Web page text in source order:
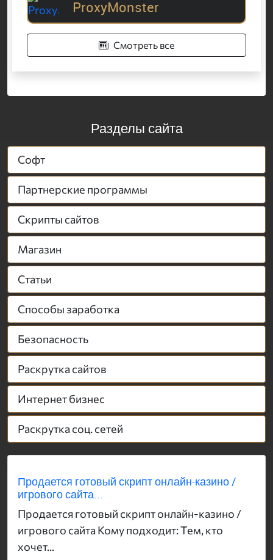
ProxyMonster
Смотреть все
Разделы сайта
Софт
Партнерские программы
Скрипты сайтов
Магазин
Статьи
Способы заработка
Безопасность
Раскрутка сайтов
Интернет бизнес
Раскрутка соц. сетей
Продается готовый скрипт онлайн-казино /
игрового сайта...
Продается готовый скрипт онлайн-казино /
игрового сайта Кому подходит: Тем, кто
хочет...